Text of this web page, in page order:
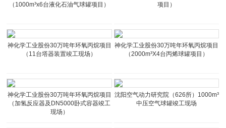
（1000m³x6台液化石油气球罐项目）
项目）
神化学工业股份30万吨年环氧丙烷项目
（11台塔器装置竣工现场）
神化学工业股份30万吨年环氧丙烷项目
（2000m³X4台丙烯球罐项目）
神化学工业股份30万吨年环氧丙烷项目
（加氢反应器及DN5000卧式容器竣工
现场）
沈阳空气动力研究院（626所）1000m³
中压空气球罐竣工现场